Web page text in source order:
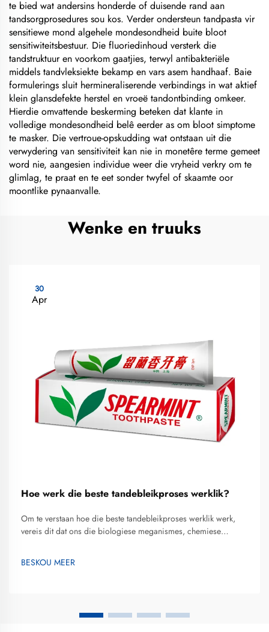
te bied wat andersins honderde of duisende rand aan
tandsorgprosedures sou kos. Verder ondersteun tandpasta vir
sensitiewe mond algehele mondesondheid buite bloot
sensitiwiteitsbestuur. Die fluoriedinhoud versterk die
tandstruktuur en voorkom gaatjies, terwyl antibakteriële
middels tandvleksiekte bekamp en vars asem handhaaf. Baie
formulerings sluit hermineraliserende verbindings in wat aktief
klein glansdefekte herstel en vroeë tandontbinding omkeer.
Hierdie omvattende beskerming beteken dat klante in
volledige mondesondheid belê eerder as om bloot simptome
te masker. Die vertroue-opskudding wat ontstaan uit die
verwydering van sensitiviteit kan nie in monetêre terme gemeet
word nie, aangesien individue weer die vryheid verkry om te
glimlag, te praat en te eet sonder twyfel of skaamte oor
moontlike pynaanvalle.
Wenke en truuks
30
Apr
Hoe werk die beste tandebleikproses werklik?
Om te verstaan hoe die beste tandebleikproses werklik werk,
vereis dit dat ons die biologiese meganismes, chemiese
glans na 'n helderder glimlag omskep. Tandebleiking het
ontwikkel vanaf rudimentêre metodes na gevorderde
BESKOU MEER